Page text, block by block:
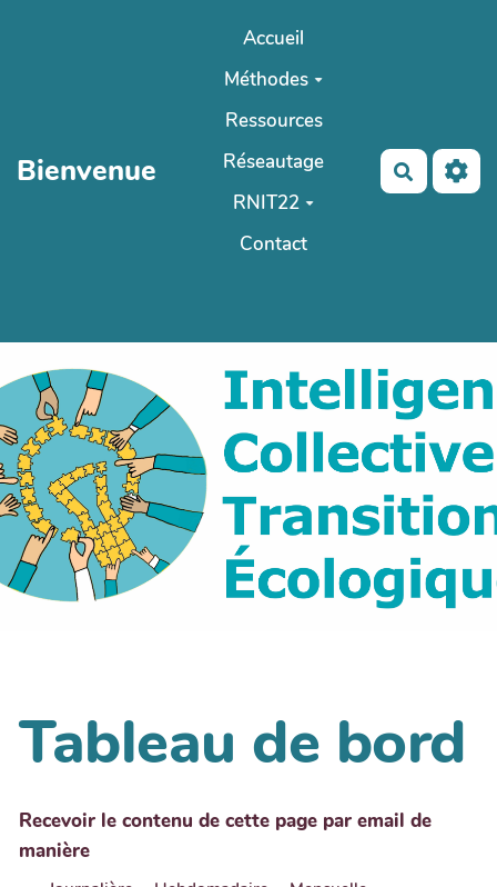
Bienvenue
Accueil
Méthodes
Ressources
Réseautage
RNIT22
Contact
Tableau de bord
Recevoir le contenu de cette page par email de
manière